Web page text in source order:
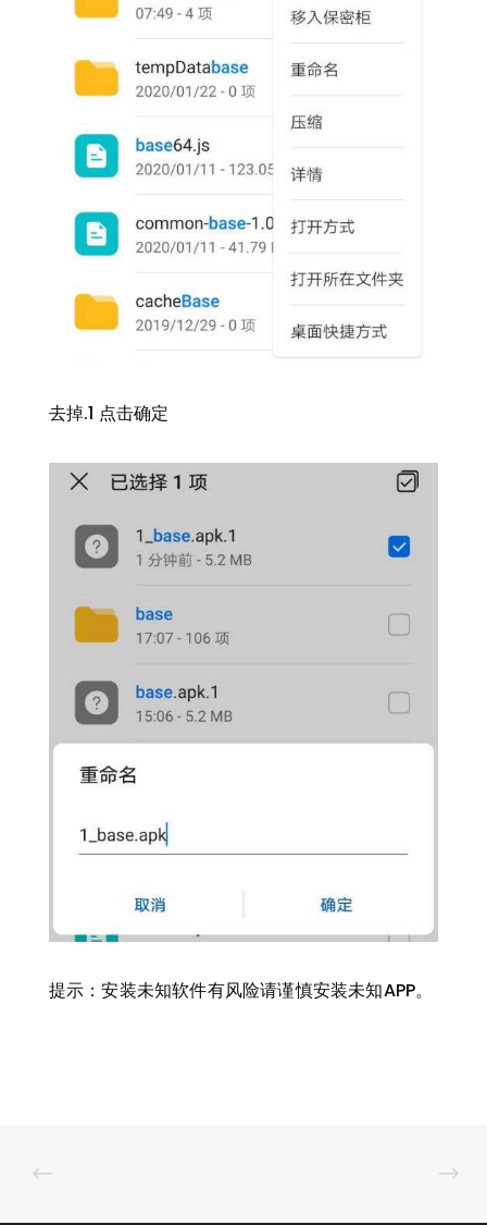
去掉.1 点击确定
提示：安装未知软件有风险请谨慎安装未知APP。